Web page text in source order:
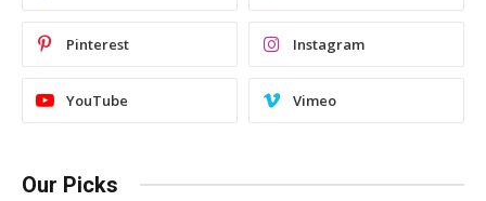
Pinterest Instagram
YouTube Vimeo
Our Picks